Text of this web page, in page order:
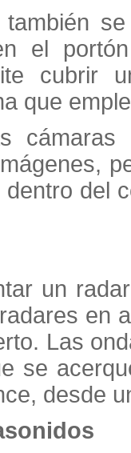
también
el
cubrir
que
del
un
en
Las
se
desde